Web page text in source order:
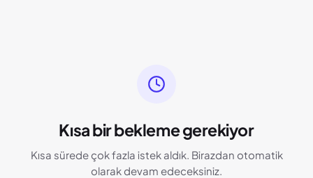
Kısa bir bekleme gerekiyor
Kısa sürede çok fazla istek aldık. Birazdan otomatik
olarak devam edeceksiniz.